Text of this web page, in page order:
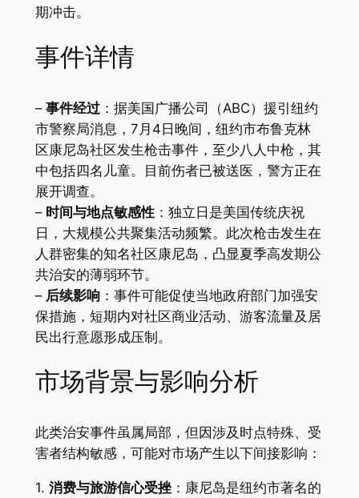
期冲击。
事件详情
– 事件经过：据美国广播公司（ABC）援引纽约
市警察局消息，7月4日晚间，纽约市布鲁克林
区康尼岛社区发生枪击事件，至少八人中枪，其
中包括四名儿童。目前伤者已被送医，警方正在
展开调查。
– 时间与地点敏感性：独立日是美国传统庆祝
日，大规模公共聚集活动频繁。此次枪击发生在
人群密集的知名社区康尼岛，凸显夏季高发期公
共治安的薄弱环节。
– 后续影响：事件可能促使当地政府部门加强安
保措施，短期内对社区商业活动、游客流量及居
民出行意愿形成压制。
市场背景与影响分析
此类治安事件虽属局部，但因涉及时点特殊、受
害者结构敏感，可能对市场产生以下间接影响：
1. 消费与旅游信心受挫：康尼岛是纽约市著名的